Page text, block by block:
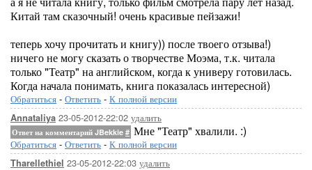
Китай там сказочный! очень красивые пейзажи!
теперь хочу прочитать и книгу)) после твоего отзыва!)
ничего не могу сказать о творчестве Моэма, т.к. читала
только "Театр" на английском, когда к универу готовилась.
Когда начала понимать, книга показалась интересной)
Обратиться - Ответить - К полной версии
Annataliya 23-05-2012-22:02 удалить
Ответ на комментарий JBekkie # Мне "Театр" хвалили. :)
Обратиться - Ответить - К полной версии
Tharellethiel 23-05-2012-22:03 удалить